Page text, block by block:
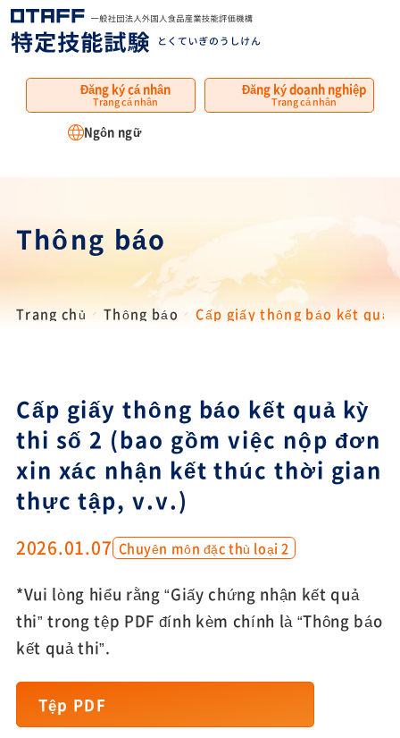
Đăng ký cá nhân
Trang cá nhân
Đăng ký doanh nghiệp
Trang cá nhân
Ngôn ngữ
Thông báo
Trang chủ Thông báo Cấp giấy thông báo kết
Cấp giấy thông báo kết quả kỳ
thi số 2 (bao gồm việc nộp đơn
xin xác nhận kết thúc thời gian
thực tập, v.v.)
2026.01.07 Chuyên môn đặc thù loại 2
*Vui lòng hiểu rằng “Giấy chứng nhận kết quả
thi” trong tệp PDF đính kèm chính là “Thông báo
kết quả thi”.
Tệp PDF